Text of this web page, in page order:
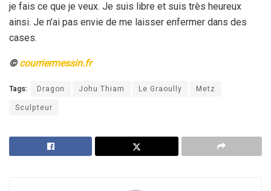
je fais ce que je veux. Je suis libre et suis très heureux
ainsi. Je n’ai pas envie de me laisser enfermer dans des
cases.
© courriermessin.fr
Tags: Dragon Johu Thiam Le Graoully
Metz
Sculpteur